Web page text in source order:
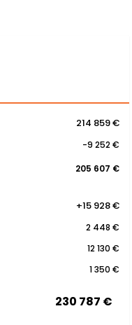
214 859 €
-9 252 €
205 607 €
+15 928 €
2 448 €
12 130 €
1 350 €
230 787 €